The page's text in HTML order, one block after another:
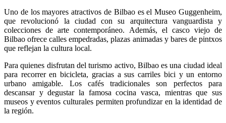
Uno de los mayores atractivos de Bilbao es el Museo Guggenheim,
que revolucionó la ciudad con su arquitectura vanguardista y
colecciones de arte contemporáneo. Además, el casco viejo de
Bilbao ofrece calles empedradas, plazas animadas y bares de pintxos
que reflejan la cultura local.
Para quienes disfrutan del turismo activo, Bilbao es una ciudad ideal
para recorrer en bicicleta, gracias a sus carriles bici y un entorno
urbano amigable. Los cafés tradicionales son perfectos para
descansar y degustar la famosa cocina vasca, mientras que sus
museos y eventos culturales permiten profundizar en la identidad de
la región.